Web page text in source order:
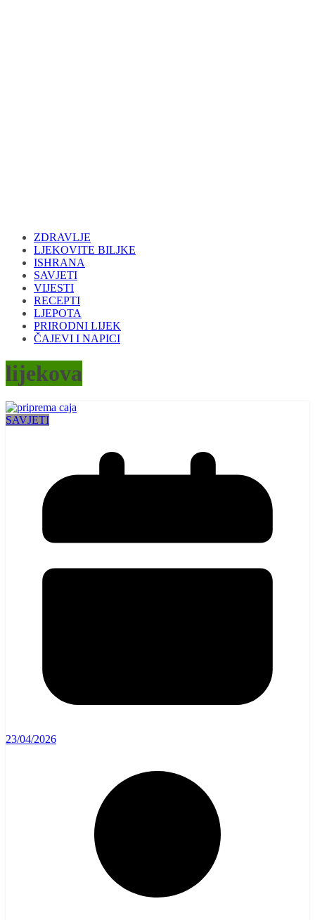
ZDRAVLJE
LJEKOVITE BILJKE
ISHRANA
SAVJETI
VIJESTI
RECEPTI
LJEPOTA
PRIRODNI LIJEK
ČAJEVI I NAPICI
lijekova
SAVJETI
23/04/2026